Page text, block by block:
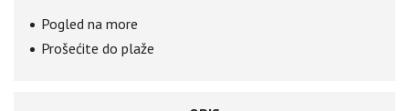
Pogled na more
Prošećite do plaže